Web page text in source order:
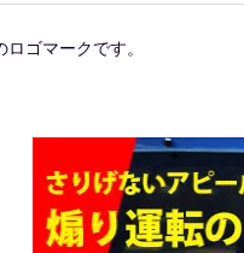
ゴマークです。